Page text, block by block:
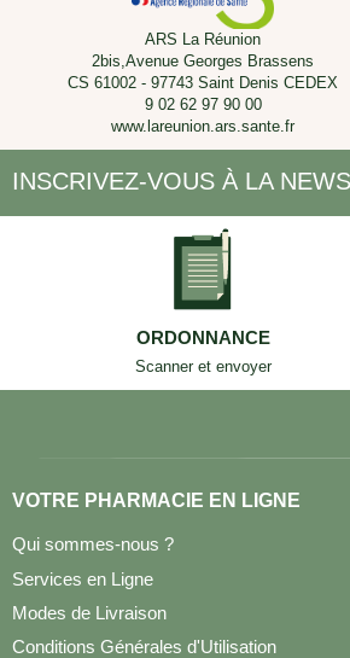
ARS La Réunion
2bis,Avenue Georges Brassens
CS 61002 - 97743 Saint Denis CEDEX
9 02 62 97 90 00
www.lareunion.ars.sante.fr
INSCRIVEZ-VOUS À LA
ORDONNANCE
Scanner et envoyer
VOTRE PHARMACIE EN LIGNE
Qui sommes-nous ?
Services en Ligne
Modes de Livraison
Conditions Générales d'Utilisation